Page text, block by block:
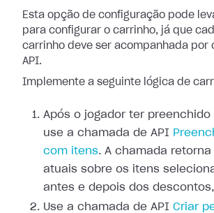
Esta opção de configuração pode
para configurar o carrinho, já que
carrinho deve ser acompanhada por
API.
Implemente a seguinte lógica de
Após o jogador ter preenchido
use a chamada de API
com itens. A chamada
atuais sobre os itens
antes e depois dos
Use a chamada de API Criar